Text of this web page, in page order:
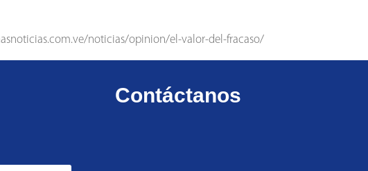
noticias/opinion/el-valor-del-fracaso/
Contáctanos